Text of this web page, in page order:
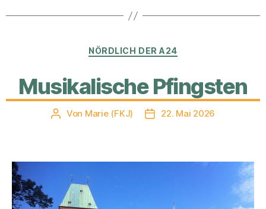
Kategorien
NÖRDLICH DER A24
Musikalische Pfingsten
Beitragsautor
Von Marie (FKJ) Veröffentlichungsdatum
22. Mai 2026